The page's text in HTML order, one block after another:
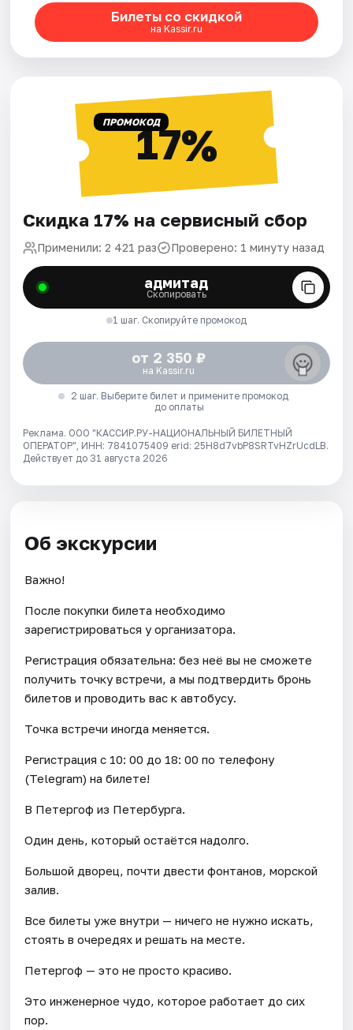
Билеты со скидкой
на Kassir.ru
ПРОМОКОД17%
Скидка 17% на сервисный сбор
Применили: 2 421 раз Проверено: 1 минуту назад
адмитад
Скопировать
1 шаг. Скопируйте промокод
от 2 350 ₽
на Kassir.ru
2 шаг. Выберите билет и примените промокод
до оплаты
Реклама. ООО "КАССИР.РУ-НАЦИОНАЛЬНЫЙ БИЛЕТНЫЙ
ОПЕРАТОР", ИНН: 7841075409 erid: 25H8d7vbP8SRTvHZrUcdLB.
Действует до 31 августа 2026
Об экскурсии
Важно!
После покупки билета необходимо
зарегистрироваться у организатора.
Регистрация обязательна: без неё вы не сможете
получить точку встречи, а мы подтвердить бронь
билетов и проводить вас к автобусу.
Точка встречи иногда меняется.
Регистрация с 10: 00 до 18: 00 по телефону
(Telegram) на билете!
В Петергоф из Петербурга.
Один день, который остаётся надолго.
Большой дворец, почти двести фонтанов, морской
залив.
Все билеты уже внутри — ничего не нужно искать,
стоять в очередях и решать на месте.
Петергоф — это не просто красиво.
Это инженерное чудо, которое работает до сих
пор.